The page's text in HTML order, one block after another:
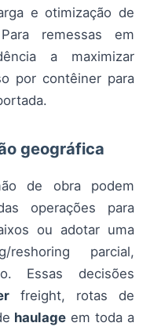
e otimização de
remessas em
a maximizar
por contêiner para
geográfica
de obra podem
operações para
ou adotar uma
reshoring parcial,
Essas decisões
freight, rotas de
haulage em toda a